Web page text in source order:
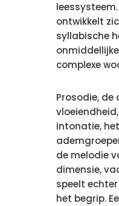
ontwikkelt
syllabische
complexe
Prosodie, de
intonatie,
de melodie
dimensie,
speelt
het begrip.